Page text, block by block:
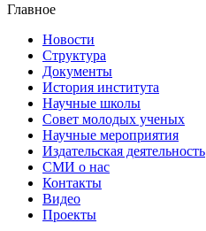
Главное
Новости
Структура
Документы
История института
Научные школы
Совет молодых ученых
Научные мероприятия
Издательская деятельность
СМИ о нас
Контакты
Видео
Проекты